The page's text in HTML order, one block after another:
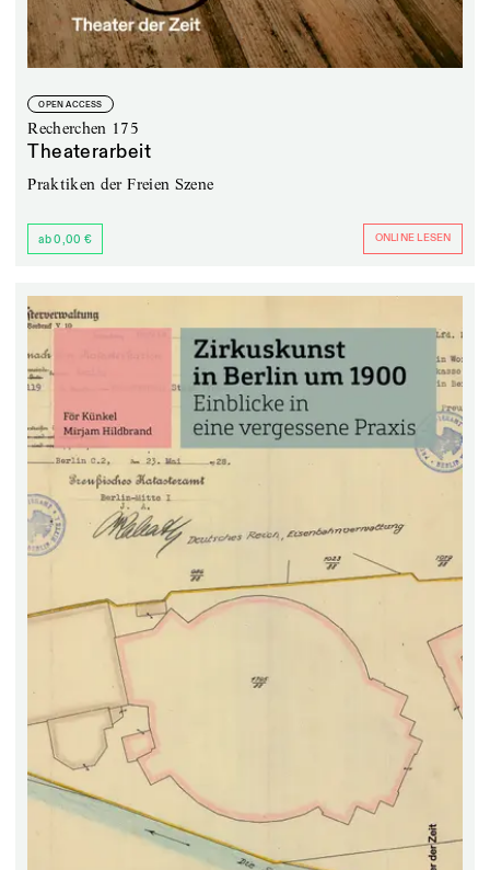
OPEN ACCESS
Recherchen 175
Theaterarbeit
Praktiken der Freien Szene
ab 0,00 € ONLINE LESEN